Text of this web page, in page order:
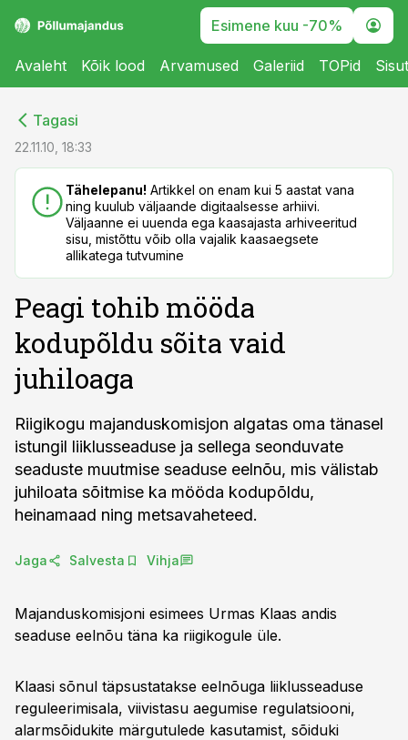
Esimene kuu -70%
Avaleht Kõik lood Arvamused Galeriid TOPid
Tagasi
22.11.10, 18:33
Tähelepanu! Artikkel on enam kui 5 aastat vana
ning kuulub väljaande digitaalsesse arhiivi.
Väljaanne ei uuenda ega kaasajasta arhiveeritud
sisu, mistõttu võib olla vajalik kaasaegsete
allikatega tutvumine
Peagi tohib mööda
kodupõldu sõita vaid
juhiloaga
Riigikogu majanduskomisjon algatas oma tänasel
istungil liiklusseaduse ja sellega seonduvate
seaduste muutmise seaduse eelnõu, mis välistab
juhiloata sõitmise ka mööda kodupõldu,
heinamaad ning metsavaheteed.
Jaga Salvesta Vihja
Majanduskomisjoni esimees Urmas Klaas andis
seaduse eelnõu täna ka riigikogule üle.
Klaasi sõnul täpsustatakse eelnõuga liiklusseaduse
reguleerimisala, viivistasu aegumise regulatsiooni,
alarmsõidukite märgutulede kasutamist, sõiduki